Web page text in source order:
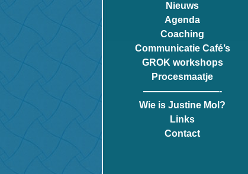
Nieuws
Agenda
Coaching
Communicatie Café’s
GROK workshops
Procesmaatje
————————-
Wie is Justine Mol?
Links
Contact